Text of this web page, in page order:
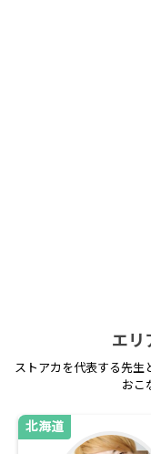
エリ
ストアカを代表する先生
おこ
北海道